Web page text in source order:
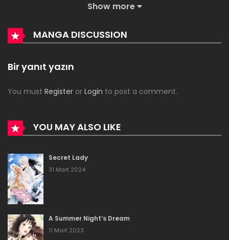
16 Aralık 2023
16 Aralık 2023
16 Aralık 2023
Bölüm 90
16 Aralık 2023
Bölüm 89
Show more
MANGA DISCUSSION
Bir yanıt yazın
You must Register or Login to post a comment.
YOU MAY ALSO LIKE
Secret Lady
31 Mart 2024
A Summer Night’s Dream
11 Mart 2023